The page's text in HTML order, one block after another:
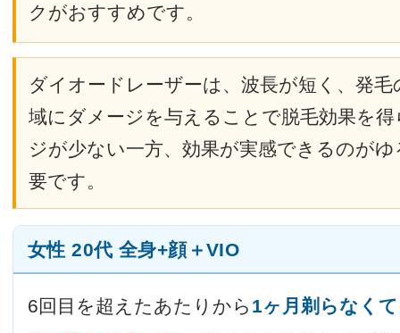
クがおすすめです。
ダイオードレーザーは、波長が短く、発
域にダメージを与えることで脱毛効果を
ジが少ない一方、効果が実感できるのが
要です。
女性 20代 全身+顔＋VIO
6回目を超えたあたりから 1ヶ月剃らなく